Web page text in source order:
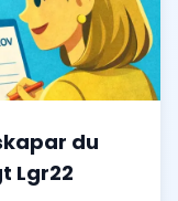
du
Lgr22